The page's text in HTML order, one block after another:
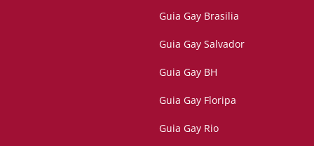
Guia Gay Brasilia
Guia Gay Salvador
Guia Gay BH
Guia Gay Floripa
Guia Gay Rio